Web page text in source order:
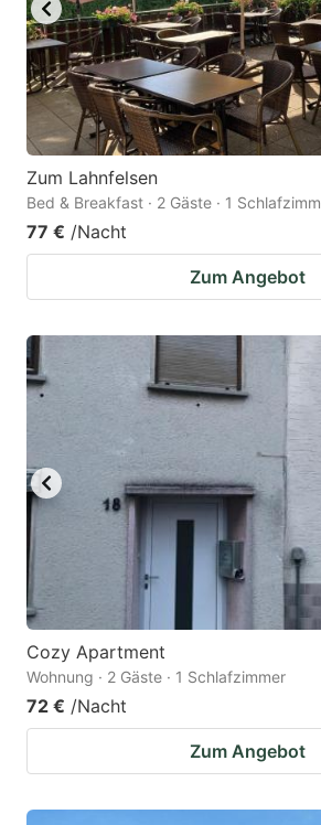
Zum Lahnfelsen
Bed & Breakfast · 2 Gäste · 1
77 € /Nacht
Zum Angebot
Cozy Apartment
Wohnung · 2 Gäste · 1 Schlafzimmer
72 € /Nacht
Zum Angebot